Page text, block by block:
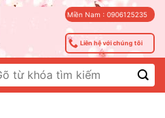
Miền Nam : 0906125235
Liên hệ với chúng tôi